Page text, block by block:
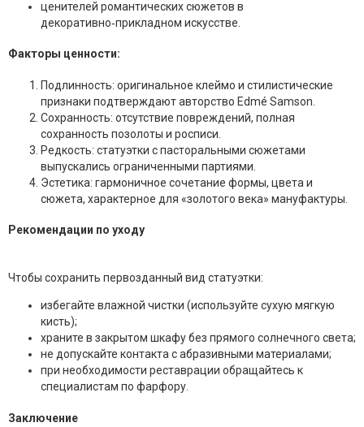
ценителей романтических сюжетов в
декоративно‑прикладном искусстве.
Факторы ценности:
Подлинность: оригинальное клеймо и стилистические
признаки подтверждают авторство Edmé Samson.
Сохранность: отсутствие повреждений, полная
сохранность позолоты и росписи.
Редкость: статуэтки с пасторальными сюжетами
выпускались ограниченными партиями.
Эстетика: гармоничное сочетание формы, цвета и
сюжета, характерное для «золотого века» мануфактуры.
Рекомендации по уходу
Чтобы сохранить первозданный вид статуэтки:
избегайте влажной чистки (используйте сухую мягкую
кисть);
храните в закрытом шкафу без прямого солнечного света;
не допускайте контакта с абразивными материалами;
при необходимости реставрации обращайтесь к
специалистам по фарфору.
Заключение